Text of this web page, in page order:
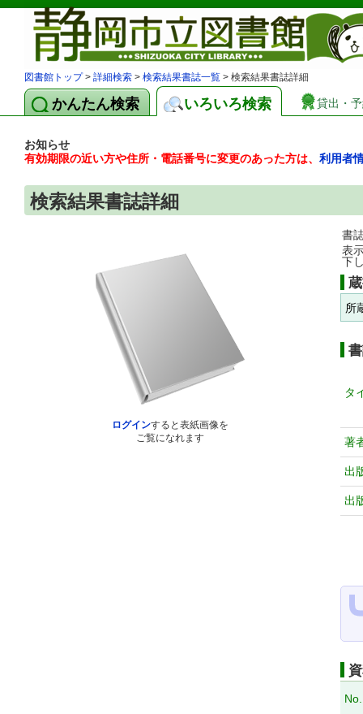
図書館トップ> 詳細検索 > 検索結果書誌一覧 > 検索結果書誌詳細
かんたん検索 いろいろ検索 貸出・
お知らせ
有効期限の近い方や住所・電話番号に変更のあった方は、 利用者
検索結果書誌詳細
ログインすると表紙画像を
ご覧になれます
書
表
下
所
タ
著
出
出
No.